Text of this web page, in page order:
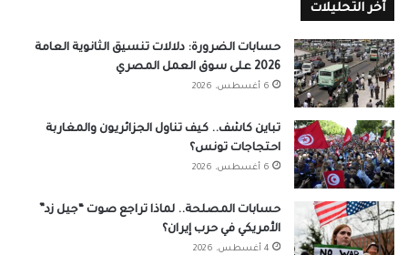
آخر التحليلات
حسابات الضرورة: دلالات تنسيق الثانوية العامة
2026 على سوق العمل المصري
6 أغسطس، 2026
تباين كاشف.. كيف تناول الجزائريون والمغاربة
احتجاجات تونس؟
6 أغسطس، 2026
حسابات المصلحة.. لماذا تراجع صوت “جيل زد”
الأمريكي في حرب إيران؟
4 أغسطس، 2026